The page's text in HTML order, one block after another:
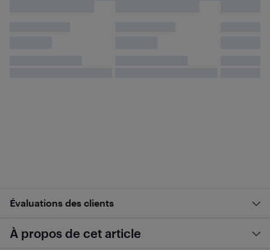
Évaluations des clients
À propos de cet article